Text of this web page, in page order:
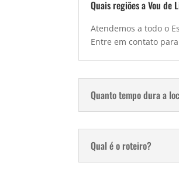
Quais regiões a Vou de
Atendemos a todo o
Entre em contato
Quanto tempo dura a
Qual é o roteiro?